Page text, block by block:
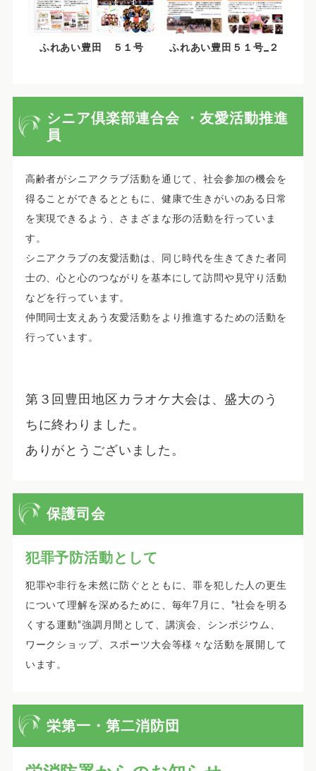
ふれあい豊田 ５１号 ふれあい豊田５１号_２
シニア倶楽部連合会 ・友愛活動推進
員
高齢者がシニアクラブ活動を通じて、社会参加の機会を
得ることができるとともに、健康で生きがいのある日常
を実現できるよう、さまざまな形の活動を行っていま
す。
シニアクラブの友愛活動は、同じ時代を生きてきた者同
士の、心と心のつながりを基本にして訪問や見守り活動
などを行っています。
仲間同士支えあう友愛活動をより推進するための活動を
行っています。
第３回豊田地区カラオケ大会は、盛大のう
ちに終わりました。
ありがとうございました。
保護司会
犯罪予防活動として
犯罪や非行を未然に防ぐとともに、罪を犯した人の更生
について理解を深めるために、毎年7月に、"社会を明る
くする運動"強調月間として、講演会、シンポジウム、
ワークショップ、スポーツ大会等様々な活動を展開して
います。
栄第一・第二消防団